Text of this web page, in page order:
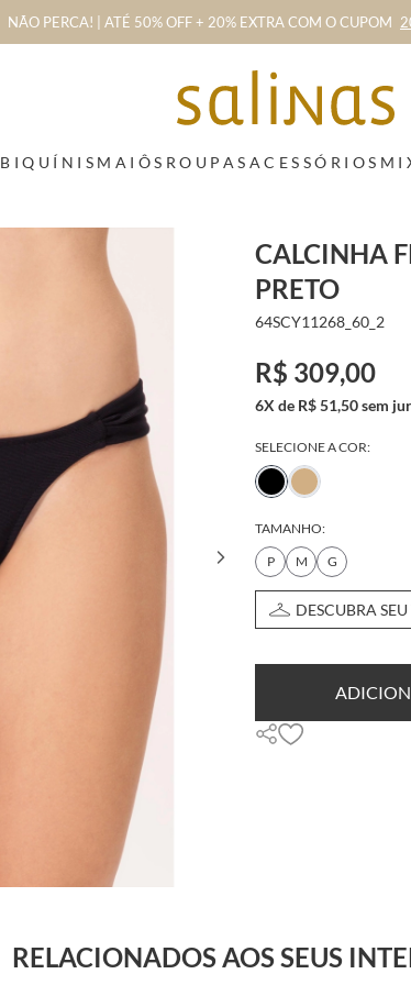
NÃO PERCA! | ATÉ 50% OFF + 20% EXTRA COM O CUPOM
BIQUÍNIS MAIÔS ROUPAS ACESSÓRIOS
CALCINHA
PRETO
64SCY11268_60_2
R$ 309,00
6X de R$ 51,50 sem
SELECIONE A COR:
TAMANHO:
P
M G
DESCUBRA
RELACIONADOS AOS SEUS